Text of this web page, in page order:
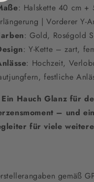
: Halskette 40 cm +
| Vorderer Y-
: Gold, Roségold
: Y-Kette – zart,
: Hochzeit,
festliche
Ein Hauch Glanz für
– und
für viele weitere
gemäß